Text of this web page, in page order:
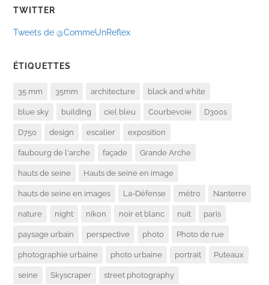
TWITTER
Tweets de @CommeUnReflex
ÉTIQUETTES
35 mm 35mm architecture black and white
blue sky building ciel bleu Courbevoie D300s
D750 design escalier exposition
faubourg de l'arche façade Grande Arche
hauts de seine Hauts de seine en image
hauts de seine en images La-Défense métro Nanterre
nature night nikon noir et blanc nuit paris
paysage urbain perspective photo Photo de rue
photographie urbaine photo urbaine portrait Puteaux
seine Skyscraper street photography